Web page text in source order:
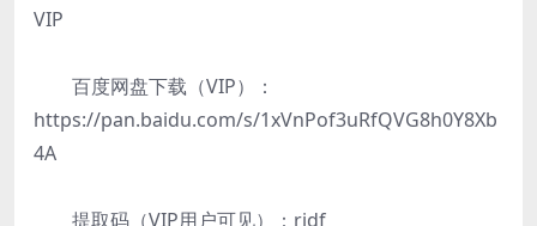
VIP
百度网盘下载（VIP）：
https://pan.baidu.com/s/1xVnPof3uRfQVG8h0Y8Xb
4A
提取码（VIP用户可见）：rjdf